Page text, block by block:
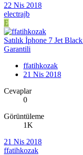
22 Nis 2018
electrajb
E
Satılık İphone 7 Jet
Garantili
ffatihkozak
21 Nis 2018
Cevaplar
0
Görüntüleme
1K
21 Nis 2018
ffatihkozak